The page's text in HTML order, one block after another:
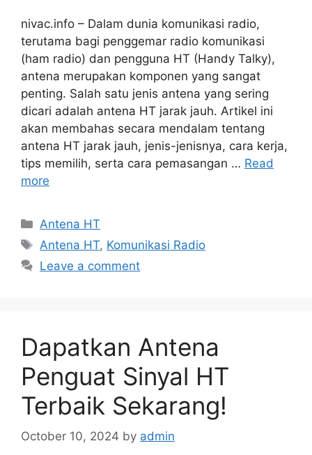
nivac.info – Dalam dunia komunikasi radio,
terutama bagi penggemar radio komunikasi
(ham radio) dan pengguna HT (Handy Talky),
antena merupakan komponen yang sangat
penting. Salah satu jenis antena yang sering
dicari adalah antena HT jarak jauh. Artikel ini
akan membahas secara mendalam tentang
antena HT jarak jauh, jenis-jenisnya, cara kerja,
tips memilih, serta cara pemasangan … Read
more
Categories
Antena HT
Tags
Antena HT, Komunikasi Radio
Leave a comment
Dapatkan Antena
Penguat Sinyal HT
Terbaik Sekarang!
October 10, 2024 by admin